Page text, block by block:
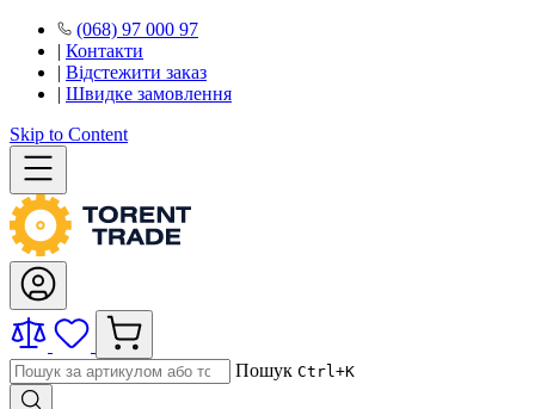
(068) 97 000 97
| Контакти
| Відстежити заказ
| Швидке замовлення
Skip to Content
Пошук Ctrl+K